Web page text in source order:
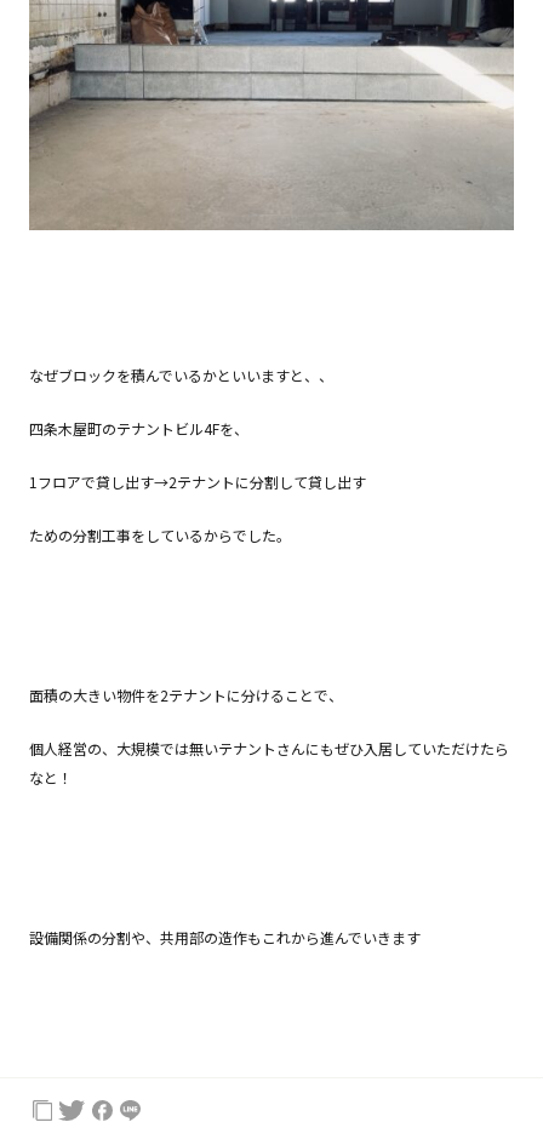
なぜブロックを積んでいるかといいますと、、
四条木屋町のテナントビル4Fを、
1フロアで貸し出す→2テナントに分割して貸し出す
ための分割工事をしているからでした。
面積の大きい物件を2テナントに分けることで、
個人経営の、大規模では無いテナントさんにもぜひ入居していただけたら
なと！
設備関係の分割や、共用部の造作もこれから進んでいきます